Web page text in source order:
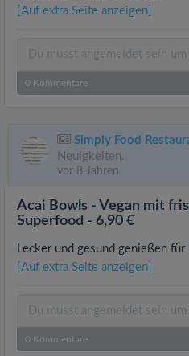
[Auf extra Seite anzeigen]
0 Kommentare
Simply Food
Neuigkeiten.
vor 8 Jahren
Acai Bowls - Vegan mit
Superfood - 6,90 €
Lecker und gesund genießen
[Auf extra Seite anzeigen]
0 Kommentare